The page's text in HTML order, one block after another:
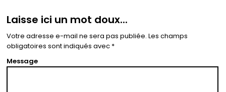
Laisse ici un mot doux...
Votre adresse e-mail ne sera pas publiée. Les champs
obligatoires sont indiqués avec *
Message